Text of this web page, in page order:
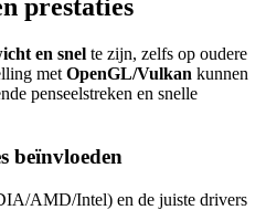
prestaties
en snel te zijn, zelfs op oudere
met OpenGL/Vulkan kunnen
penseelstreken en snelle
beïnvloeden
AMD/Intel) en de juiste drivers